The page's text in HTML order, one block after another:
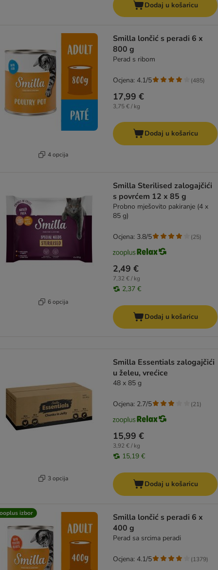
Dodaj u košaricu
4 opcija
Smilla lončić s peradi 6 x
800 g
Perad s ribom
17,99 €
3,75 € / kg
Ocjena: 4.1/5 (485)
Dodaj u košaricu
6 opcija
Smilla Sterilised zalogajčići
s povrćem 12 x 85 g
Probno mješovito pakiranje (4 x
85 g)
2,49 €
7,32 € / kg
2,37 €
Ocjena: 3.8/5 (25)
Dodaj u košaricu
3 opcija
Smilla Essentials zalogajčići
u želeu, vrećice
48 x 85 g
15,99 €
3,92 € / kg
15,19 €
Ocjena: 2.7/5 (21)
Dodaj u košaricu
izbor
Smilla lončić s peradi 6 x
400 g
Perad sa srcima peradi
Ocjena: 4.1/5 (1379)